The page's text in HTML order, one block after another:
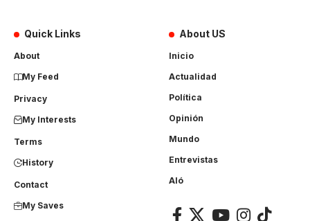
Quick Links
About
My Feed
Privacy
My Interests
Terms
History
Contact
My Saves
About US
Inicio
Actualidad
Política
Opinión
Mundo
Entrevistas
Aló